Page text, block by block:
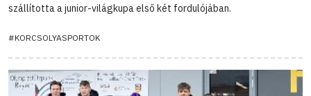
szállította a junior-világkupa első két fordulójában.
#KORCSOLYASPORTOK